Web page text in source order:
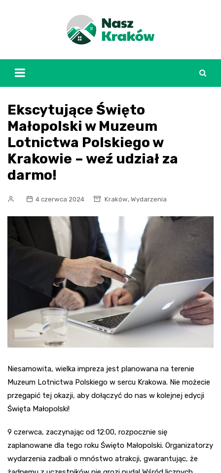
Ekscytujące Święto
Małopolski w Muzeum
Lotnictwa Polskiego w
Krakowie – weź udział za
darmo!
4 czerwca 2024 Kraków, Wydarzenia
Niesamowita, wielka impreza jest planowana na terenie
Muzeum Lotnictwa Polskiego w sercu Krakowa. Nie możecie
przegapić tej okazji, aby dołączyć do nas w kolejnej edycji
Święta Małopolski!
9 czerwca, zaczynając od 12:00, rozpocznie się
zaplanowane dla tego roku Święto Małopolski. Organizatorzy
wydarzenia zadbali o mnóstwo atrakcji, gwarantując, że